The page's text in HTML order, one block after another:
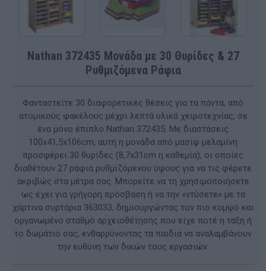
Nathan 372435 Μονάδα με 30 Θυρίδες & 27
Ρυθμιζόμενα Ράφια
Φανταστείτε 30 διαφορετικές θέσεις για τα πάντα, από
ατομικούς φακέλους μέχρι λεπτά υλικά χειροτεχνίας, σε
ένα μόνο έπιπλο Nathan 372435. Με διαστάσεις
100x41,5x106cm, αυτή η μονάδα από μασίφ μελαμίνη
προσφέρει 30 θυρίδες (8,7x31cm η καθεμία), οι οποίες
διαθέτουν 27 ράφια ρυθμιζόμενου ύψους για να τις φέρετε
ακριβώς στα μέτρα σας. Μπορείτε να τη χρησιμοποιήσετε
ως έχει για γρήγορη πρόσβαση ή να την «ντύσετε» με τα
χάρτινα συρτάρια 363033, δημιουργώντας τον πιο κομψό και
οργανωμένο σταθμό αρχειοθέτησης που είχε ποτέ η τάξη ή
το δωμάτιό σας, ενθαρρύνοντας τα παιδιά να αναλαμβάνουν
την ευθύνη των δικών τους εργασιών.